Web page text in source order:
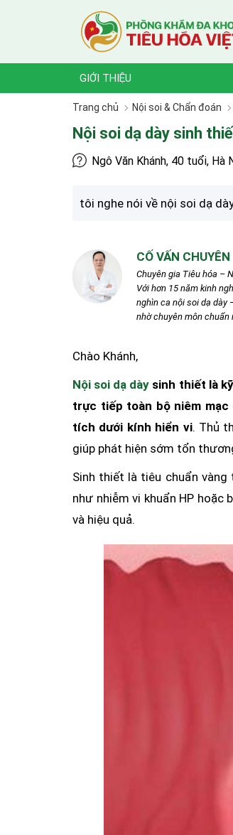
GIỚI THIỆU
Trang chủ Nội soi & Chẩn đoán
Nội soi dạ dày sinh
Ngô Văn Khánh, 40 tuổi, Hà
tôi nghe nói về nội soi dạ
CỐ VẤN
Chuyên gia Tiêu hóa –
Với hơn 15 năm kinh
nghìn ca nội soi dạ dày
nhờ chuyên môn
Chào Khánh,
Nội soi dạ dày sinh thiết là
trực tiếp toàn bộ niêm
tích dưới kính hiển vi. Thủ
giúp phát hiện sớm tổn
Sinh thiết là tiêu chuẩn
như nhiễm vi khuẩn HP
và hiệu quả.